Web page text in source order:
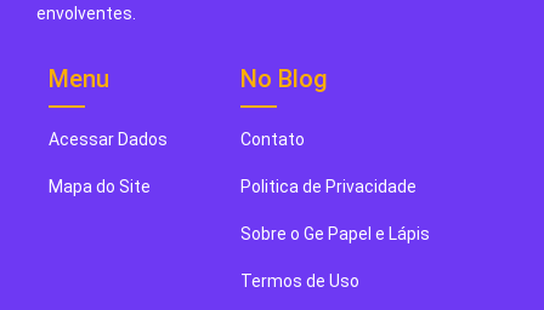
envolventes.
Menu
Acessar Dados
Mapa do Site
No Blog
Contato
Politica de Privacidade
Sobre o Ge Papel e Lápis
Termos de Uso